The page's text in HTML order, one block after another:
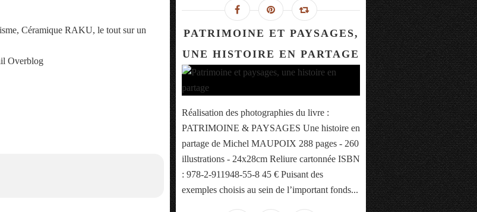
Céramique RAKU, le tout sur un
Overblog
PATRIMOINE ET PAYSAGES,
UNE HISTOIRE EN PARTAGE
Réalisation des photographies du livre :
PATRIMOINE & PAYSAGES Une histoire en
partage de Michel MAUPOIX 288 pages - 260
illustrations - 24x28cm Reliure cartonnée ISBN
: 978-2-911948-55-8 45 € Puisant des
exemples choisis au sein de l’important fonds...